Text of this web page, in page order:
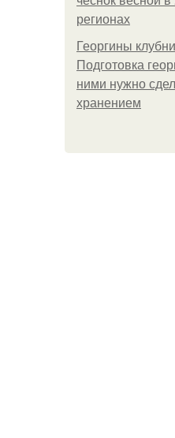
регионах
Георгины
Подготовка
ними нужно
хранением